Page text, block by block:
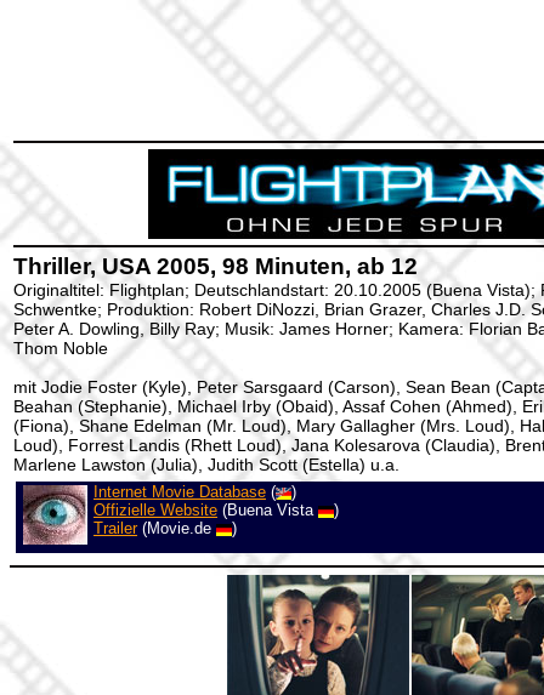
Thriller, USA 2005, 98 Minuten, ab 12
Originaltitel: Flightplan; Deutschlandstart: 20.10.2005 (Buena Vista);
Schwentke; Produktion: Robert DiNozzi, Brian Grazer, Charles J.D.
Peter A. Dowling, Billy Ray; Musik: James Horner; Kamera: Florian
Thom Noble
mit Jodie Foster (Kyle), Peter Sarsgaard (Carson), Sean Bean
Beahan (Stephanie), Michael Irby (Obaid), Assaf Cohen (Ahmed),
(Fiona), Shane Edelman (Mr. Loud), Mary Gallagher (Mrs. Loud),
Loud), Forrest Landis (Rhett Loud), Jana Kolesarova (Claudia),
Marlene Lawston (Julia), Judith Scott (Estella) u.a.
Internet Movie Database (
)
Offizielle Website (Buena Vista
)
Trailer(Movie.de )